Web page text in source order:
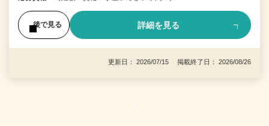
後で見る 詳細を見る
更新日： 2026/07/15 掲載終了日： 2026/08/26
1